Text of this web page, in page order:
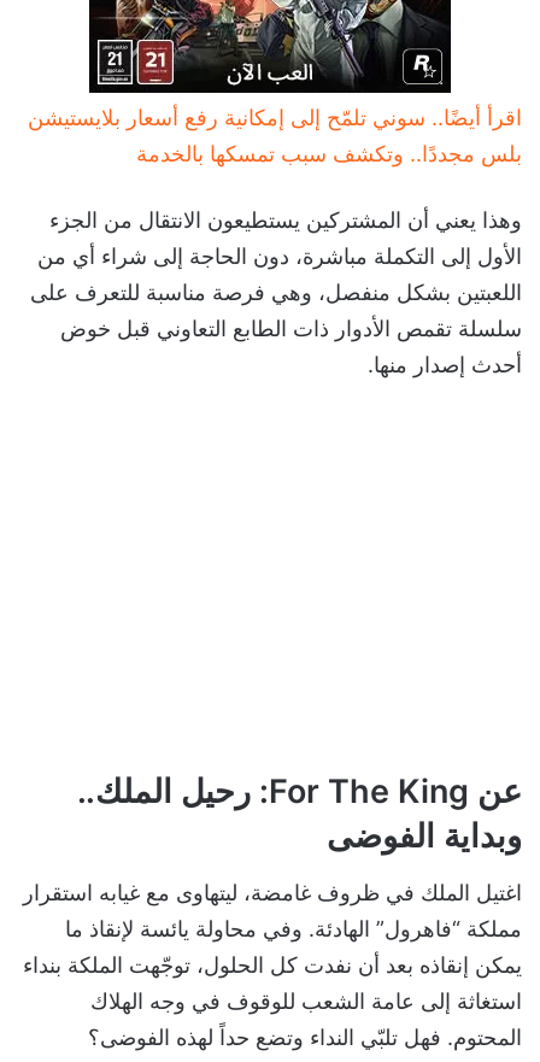
اقرأ أيضًا.. سوني تلمّح إلى إمكانية رفع أسعار بلايستيشن
بلس مجددًا.. وتكشف سبب تمسكها بالخدمة
وهذا يعني أن المشتركين يستطيعون الانتقال من الجزء
الأول إلى التكملة مباشرة، دون الحاجة إلى شراء أي من
اللعبتين بشكل منفصل، وهي فرصة مناسبة للتعرف على
سلسلة تقمص الأدوار ذات الطابع التعاوني قبل خوض
أحدث إصدار منها.
عن For The King: رحيل الملك..
وبداية الفوضى
اغتيل الملك في ظروف غامضة، ليتهاوى مع غيابه استقرار
مملكة “فاهرول” الهادئة. وفي محاولة يائسة لإنقاذ ما
يمكن إنقاذه بعد أن نفدت كل الحلول، توجّهت الملكة بنداء
استغاثة إلى عامة الشعب للوقوف في وجه الهلاك
المحتوم. فهل تلبّي النداء وتضع حداً لهذه الفوضى؟